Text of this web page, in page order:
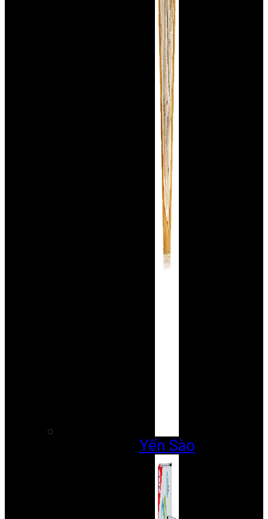
Yến Sào